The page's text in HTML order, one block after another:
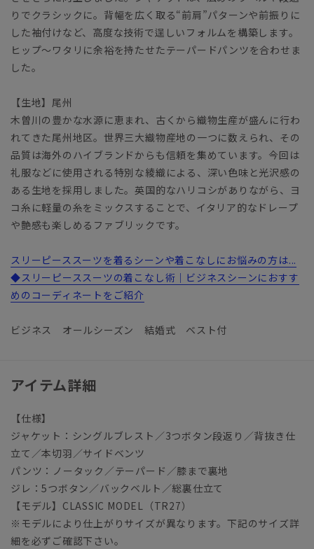
りでクラシックに。背幅を広く取る“前肩”パターンや前振りに
した袖付けなど、高度な技術で逞しいフォルムを構築します。
ヒップ～ワタリに余裕を持たせたテーパードパンツを合わせま
した。
【生地】尾州
木曽川の豊かな水源に恵まれ、古くから織物生産が盛んに行わ
れてきた尾州地区。世界三大織物産地の一つに数えられ、その
品質は海外のハイブランドからも信頼を集めています。今回は
礼服などに使用される特別な綾織による、深い色味と光沢感の
ある生地を採用しました。英国的なハリコシがありながら、ヨ
コ糸に軽量の糸をミックスすることで、イタリア的なドレープ
や艶感も楽しめるファブリックです。
スリーピーススーツを着るシーンや着こなしにお悩みの方は...
◆スリーピーススーツの着こなし術｜ビジネスシーンにおすす
めのコーディネートをご紹介
ビジネス オールシーズン 結婚式 ベスト付
アイテム詳細
【仕様】
ジャケット：シングルブレスト／3つボタン段返り／背抜き仕
立て／本切羽／サイドベンツ
パンツ：ノータック／テーパード／膝まで裏地
ジレ：5つボタン／バックベルト／総裏仕立て
【モデル】CLASSIC MODEL（TR27）
※モデルにより仕上がりサイズが異なります。下記のサイズ詳
細を必ずご確認下さい。